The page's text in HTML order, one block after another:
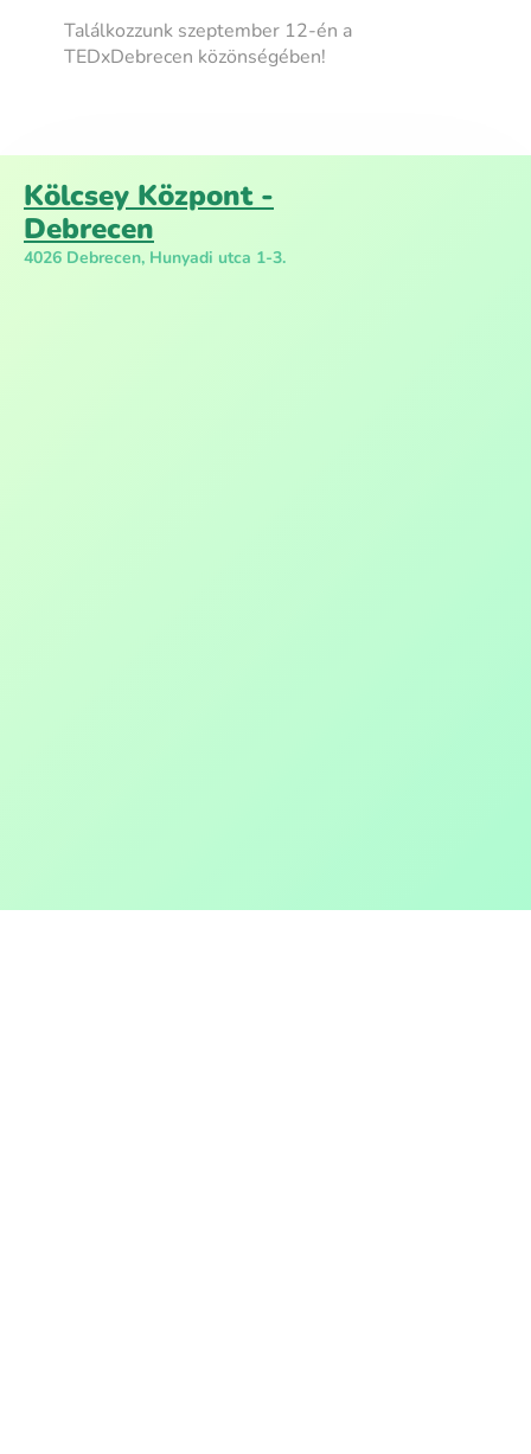
Találkozzunk szeptember 12-én a
TEDxDebrecen közönségében!
Kölcsey Központ -
Debrecen
4026 Debrecen, Hunyadi utca 1-3.